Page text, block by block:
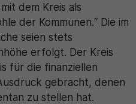
dem Kreis als
der Kommunen.“ Die im
seien stets
erfolgt. Der Kreis
für die finanziellen
gebracht, denen
zu stellen hat.